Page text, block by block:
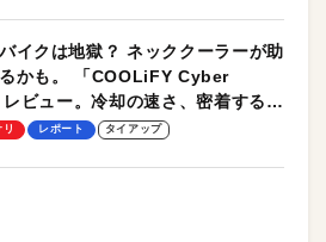
イクは地獄？ ネッククーラーが助
かも。 「COOLiFY Cyber
ビュー。冷却の速さ、密着する冷
ト、シンプルな操作性がグッド！
レポート タイアップ